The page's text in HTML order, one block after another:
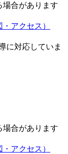
合があります
・アクセス）
に対応していま
合があります
・アクセス）